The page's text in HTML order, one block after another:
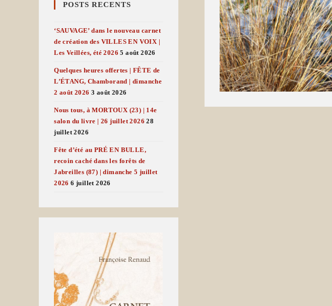
POSTS RECENTS
‘SAUVAGE’ dans le nouveau carnet
de création des VILLES EN VOIX |
Les Veillées, été 2026 5 août 2026
Quelques heures offertes | FÊTE de
L’ÉTANG, Chamborand | dimanche
2 août 2026 3 août 2026
Nous tous, à MORTOUX (23) | 14e
salon du livre | 26 juillet 2026 28
juillet 2026
Fête d’été au PRÉ EN BULLE,
recoin caché dans les forêts de
Jabreilles (87) | dimanche 5 juillet
2026 6 juillet 2026